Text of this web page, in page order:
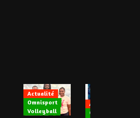
Actualité
Omnisport
Volleyball
Actualité
CAN Féminine